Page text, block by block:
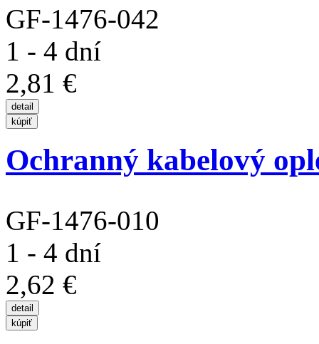
GF-1476-042
1 - 4 dní
2,81 €
Ochranný kabelový
GF-1476-010
1 - 4 dní
2,62 €